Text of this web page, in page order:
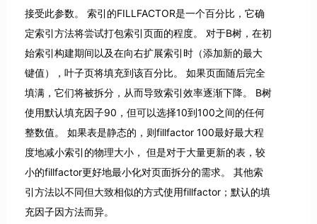
接受此参数。 索引的FILLFACTOR是一个百分比，它确
定索引方法将尝试打包索引页面的程度。 对于B树，在初
始索引构建期间以及在向右扩展索引时（添加新的最大
键值），叶子页将填充到该百分比。 如果页面随后完全
填满，它们将被拆分，从而导致索引效率逐渐下降。 B树
使用默认填充因子90，但可以选择10到100之间的任何
整数值。 如果表是静态的，则fillfactor 100最好最大程
度地减小索引的物理大小， 但是对于大量更新的表，较
小的fillfactor更好地最小化对页面拆分的需求。 其他索
引方法以不同但大致相似的方式使用fillfactor；默认的填
充因子因方法而异。